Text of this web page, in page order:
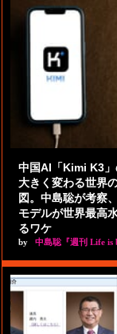
中国AI「Kimi K3
大きく変わる世界
図。中島聡が考察
モデルが世界最高
るワケ
by 中島聡『週刊 Life is